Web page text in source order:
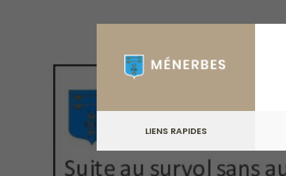
content
LIENS RAPIDES